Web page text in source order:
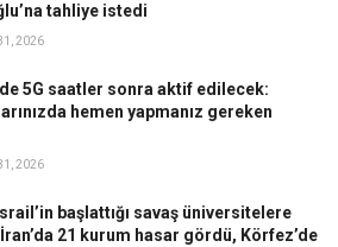
tahliye istedi
2026
5G saatler sonra aktif edilecek:
hemen yapmanız gereken
2026
başlattığı savaş üniversitelere
İran’da 21 kurum hasar gördü, Körfez’de